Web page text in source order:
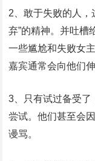
2、敢于失败的人，
弃”的精神。并吐槽
一些尴尬和失败女
嘉宾通常会向他们
3、只有试过备受
尝试。他们甚至会
谩骂。